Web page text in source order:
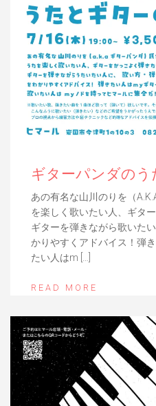
ギターパンダの
あの有名な山川のりを（
を楽しく歌いたい人、ギタ
ギターを弾きながら歌いた
かりやすくアドバイス！弾
たい人はm […]
READ MORE